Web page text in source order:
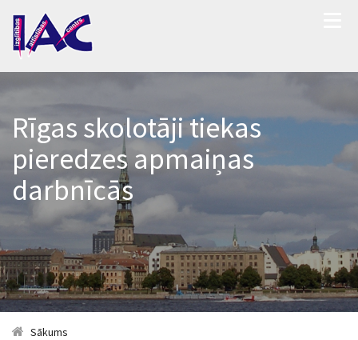
Rīgas skolotāji tiekas
pieredzes apmaiņas
darbnīcās
Sākums